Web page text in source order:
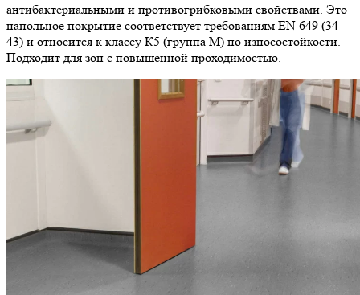
антибактериальными и противогрибковыми свойствами. Это
напольное покрытие соответствует требованиям EN 649 (34-
43) и относится к классу К5 (группа М) по износостойкости.
Подходит для зон с повышенной проходимостью.